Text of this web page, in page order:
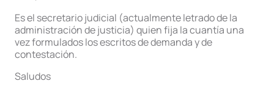
Es el secretario judicial (actualmente letrado de la
administración de justicia) quien fija la cuantía una
vez formulados los escritos de demanda y de
contestación.
Saludos